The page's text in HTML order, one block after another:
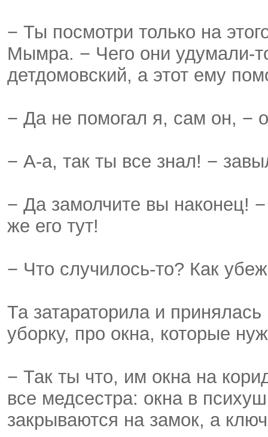
− Ты посмотри только на
Мымра. − Чего они удумали-
детдомовский, а этот ему
− Да не помогал я, сам он, −
− А-а, так ты все знал! −
− Да замолчите вы наконец!
же его тут!
− Что случилось-то? Как
Та затараторила и
уборку, про окна, которые
− Так ты что, им окна на
все медсестра: окна в
закрываются на замок, а